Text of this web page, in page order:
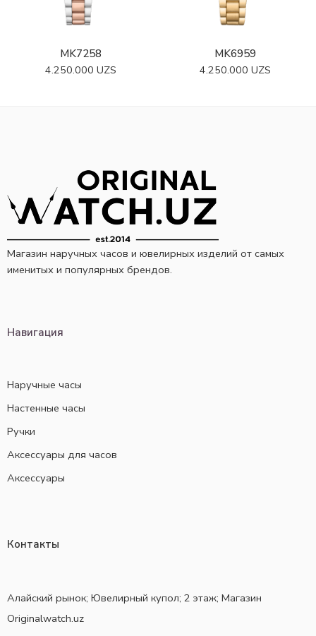
MK7258
4.250.000 UZS
MK6959
4.250.000 UZS
Магазин наручных часов и ювелирных изделий от самых
именитых и популярных брендов.
Навигация
Наручные часы
Настенные часы
Ручки
Аксессуары для часов
Аксессуары
Контакты
Алайский рынок; Ювелирный купол; 2 этаж; Магазин
Originalwatch.uz